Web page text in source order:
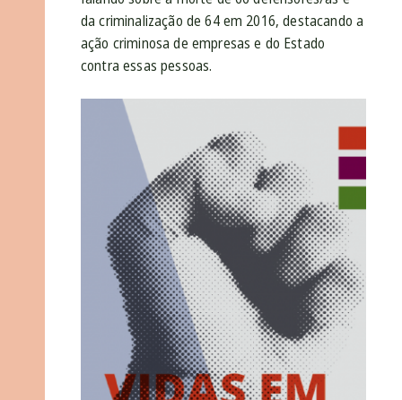
da criminalização de 64 em 2016, destacando a
ação criminosa de empresas e do Estado
contra essas pessoas.